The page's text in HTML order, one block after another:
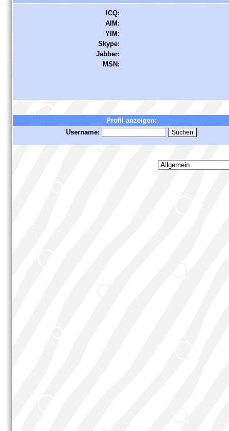
ICQ:
AIM:
YIM:
Skype:
Jabber:
MSN:
Profil anzeigen:
Username: